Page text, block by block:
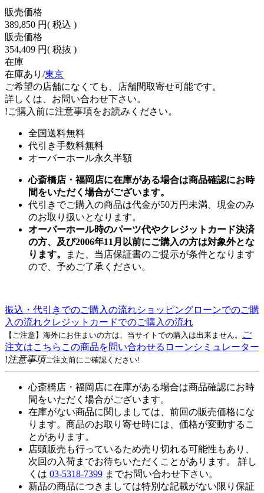
販売価格
389,850 円( 税込 )
販売価格
354,409 円( 税抜 )
在庫
在庫あり/東京
ご希望の店舗になくても、店舗間取寄せ可能です。
詳しくは、お問い合わせ下さい。
!ご購入前に注意事項をお読みください。
全国送料無料
代引き手数料無料
オーバーホール永久半額
心斎橋店・福岡店に在庫がある場合は商品確認にお時
間をいただく場合がございます。
代引きでご購入の商品は代金が50万円未満、現金のみ
のお取り扱いとなります。
オーバーホール時のパーツ代やクレジットカード決済
の方、及び2006年11月以前にご購入の方は対象外とな
ります。
また、当店保証書のご提示が条件となります
ので、予めご了承ください。
振込・代引きでのご購入の流れショッピングローンでのご購
入の流れクレジットカードでのご購入の流れ
【ご注意】海外にお住まいの方は、当サイトでの購入は出来ません。
ご
注文はこちら この商品を問い合わせる ローンシミュレーター
!注意事項ご注文前にご確認ください!
心斎橋店・福岡店に在庫がある場合は商品確認にお時
間をいただく場合がございます。
在庫がない商品に関しましては、前回の販売価格にな
ります。商品のお取り寄せ時には、価格が変動するこ
とがあります。
店頭販売も行っているため売り切れる可能性もあり、
次回の入荷までお待ちいただくことがあります。 詳し
くは 03-5318-7399 までお問い合わせ下さい。
新品の商品につきましては特別な記載がない限り保証